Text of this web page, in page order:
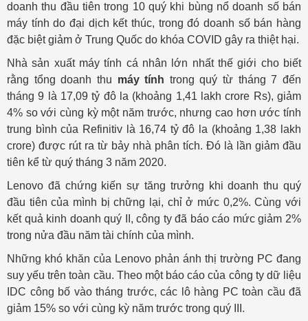
doanh thu đầu tiên trong 10 quý khi bùng nổ doanh số bán
máy tính do đại dịch kết thúc, trong đó doanh số bán hàng
đặc biệt giảm ở Trung Quốc do khóa COVID gây ra thiệt hại.
Nhà sản xuất máy tính cá nhân lớn nhất thế giới cho biết
rằng tổng doanh thu máy tính trong quý từ tháng 7 đến
tháng 9 là 17,09 tỷ đô la (khoảng 1,41 lakh crore Rs), giảm
4% so với cùng kỳ một năm trước, nhưng cao hơn ước tính
trung bình của Refinitiv là 16,74 tỷ đô la (khoảng 1,38 lakh
crore) được rút ra từ bảy nhà phân tích. Đó là lần giảm đầu
tiên kể từ quý tháng 3 năm 2020.
Lenovo đã chứng kiến ​​sự tăng trưởng khi doanh thu quý
đầu tiên của mình bị chững lại, chỉ ở mức 0,2%. Cùng với
kết quả kinh doanh quý II, công ty đã báo cáo mức giảm 2%
trong nửa đầu năm tài chính của mình.
Những khó khăn của Lenovo phản ánh thị trường PC đang
suy yếu trên toàn cầu. Theo một báo cáo của công ty dữ liệu
IDC công bố vào tháng trước, các lô hàng PC toàn cầu đã
giảm 15% so với cùng kỳ năm trước trong quý III.